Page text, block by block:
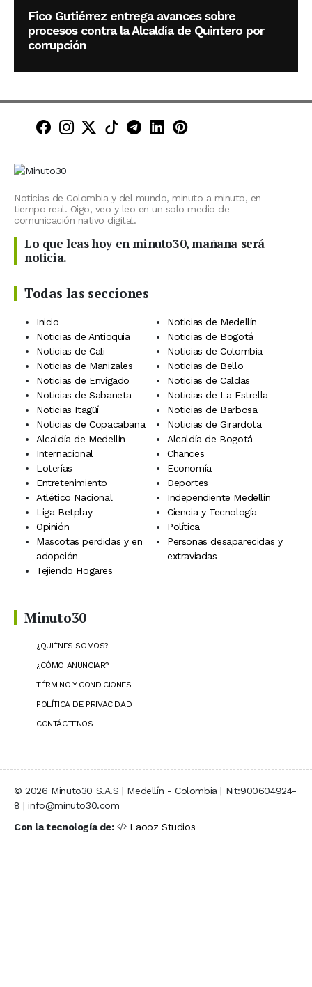
Fico Gutiérrez entrega avances sobre
procesos contra la Alcaldía de Quintero por
corrupción
Minuto30 en Facebook
Minuto30 en Instagram
Minuto30 en X (Twitter)
Minuto30 en TikTok
Canal de Minuto30 en
Minuto30 en LinkedIn
Minuto30 en
Noticias de Colombia y del mundo, minuto a minuto, en
tiempo real. Oigo, veo y leo en un solo medio de
comunicación nativo digital.
Lo que leas hoy en minuto30, mañana será
noticia.
Todas las secciones
Inicio
Noticias de Medellín
Noticias de Antioquia
Noticias de Bogotá
Noticias de Cali
Noticias de Colombia
Noticias de Manizales
Noticias de Bello
Noticias de Envigado
Noticias de Caldas
Noticias de Sabaneta
Noticias de La Estrella
Noticias Itagüí
Noticias de Barbosa
Noticias de Copacabana
Noticias de Girardota
Alcaldía de Medellín
Alcaldía de Bogotá
Internacional
Chances
Loterías
Economía
Entretenimiento
Deportes
Atlético Nacional
Independiente Medellín
Liga Betplay
Ciencia y Tecnología
Opinión
Política
Mascotas perdidas y en
adopción
Personas desaparecidas y
extraviadas
Tejiendo Hogares
Minuto30
¿QUIÉNES SOMOS?
¿CÓMO ANUNCIAR?
TÉRMINO Y CONDICIONES
POLÍTICA DE PRIVACIDAD
CONTÁCTENOS
© 2026 Minuto30 S.A.S | Medellín - Colombia | Nit:900604924-
8 | info@minuto30.com
Con la tecnología de:
Laooz Studios